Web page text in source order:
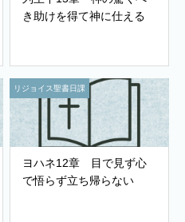
き助けを得て神に仕える
リジョイス聖書日課
ヨハネ12章 目で見ず心
で悟らず立ち帰らない